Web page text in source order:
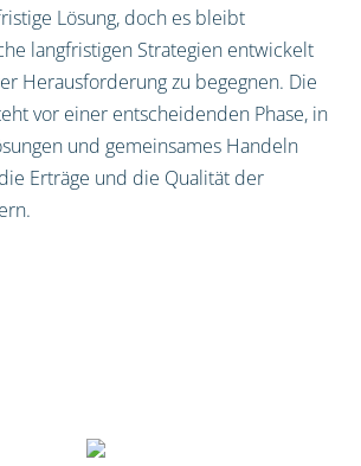
Lösung, doch es bleibt
langfristigen Strategien entwickelt
Herausforderung zu begegnen. Die
vor einer entscheidenden Phase, in
und gemeinsames Handeln
Erträge und die Qualität der